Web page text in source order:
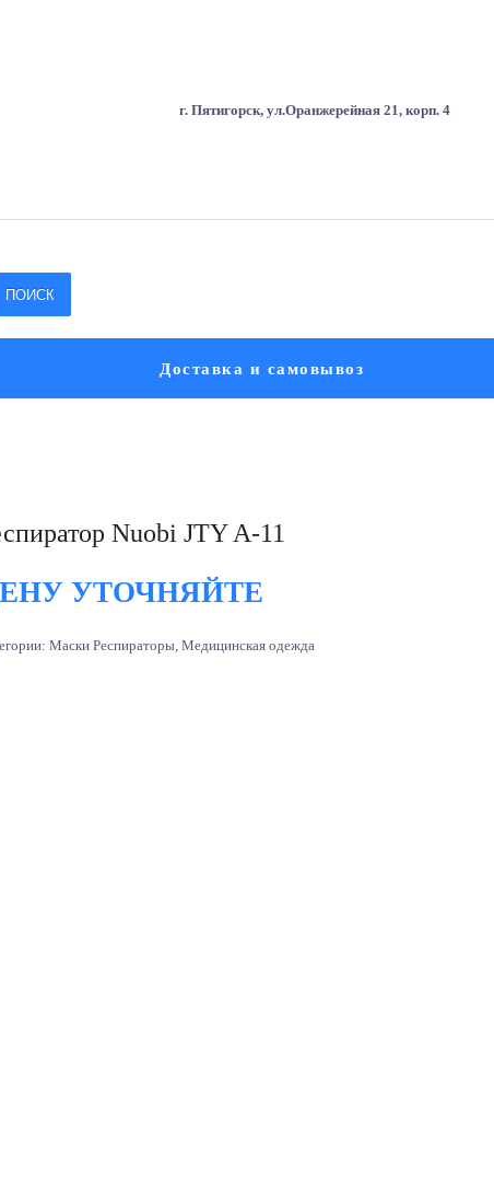
г. Пятигорск, ул.Оранжерейная 21, корп. 4
ПОИСК
Доставка и самовывоз
Nuobi JTY A-11
УТОЧНЯЙТЕ
Маски Респираторы, Медицинская одежда